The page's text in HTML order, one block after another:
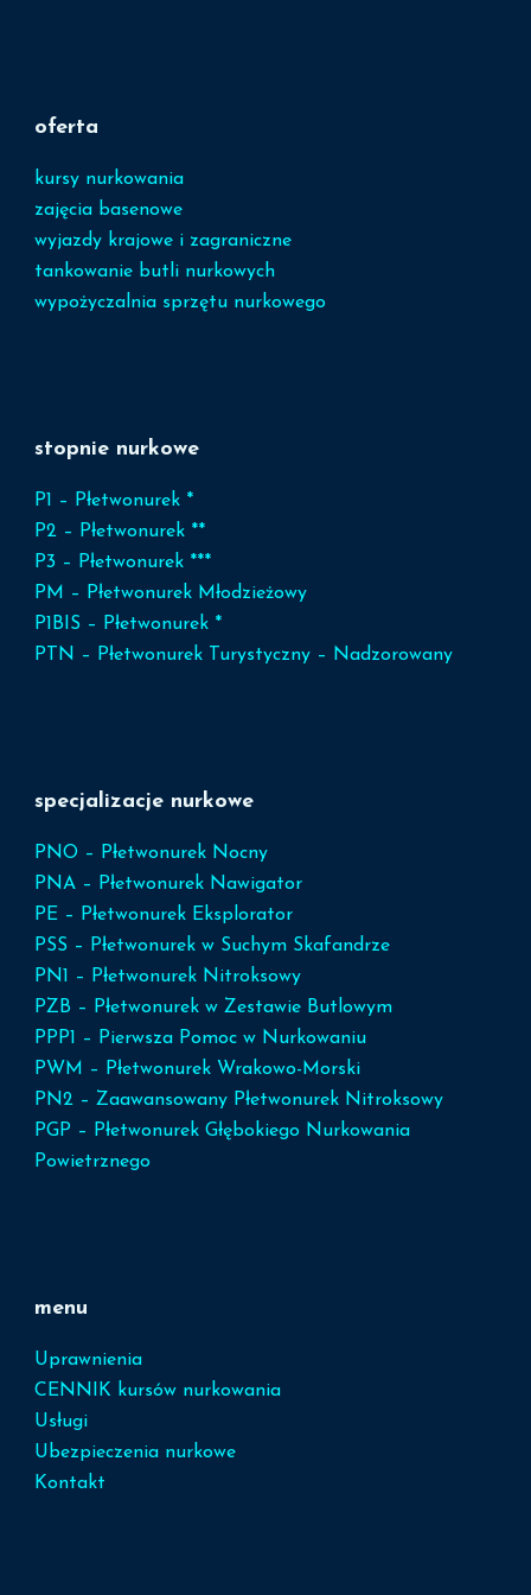
oferta
kursy nurkowania
zajęcia basenowe
wyjazdy krajowe i zagraniczne
tankowanie butli nurkowych
wypożyczalnia sprzętu nurkowego
stopnie nurkowe
P1 – Płetwonurek *
P2 – Płetwonurek **
P3 – Płetwonurek ***
PM – Płetwonurek Młodzieżowy
P1BIS – Płetwonurek *
PTN – Płetwonurek Turystyczny – Nadzorowany
specjalizacje nurkowe
PNO – Płetwonurek Nocny
PNA – Płetwonurek Nawigator
PE – Płetwonurek Eksplorator
PSS – Płetwonurek w Suchym Skafandrze
PN1 – Płetwonurek Nitroksowy
PZB – Płetwonurek w Zestawie Butlowym
PPP1 – Pierwsza Pomoc w Nurkowaniu
PWM – Płetwonurek Wrakowo-Morski
PN2 – Zaawansowany Płetwonurek Nitroksowy
PGP – Płetwonurek Głębokiego Nurkowania
Powietrznego
menu
Uprawnienia
CENNIK kursów nurkowania
Usługi
Ubezpieczenia nurkowe
Kontakt